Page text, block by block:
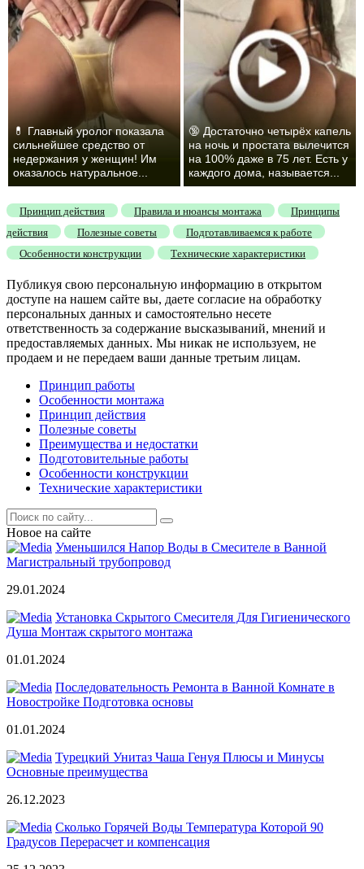
💊 Главный уролог показала
сильнейшее средство от
недержания у женщин! Им
оказалось натуральное...
🔞 Достаточно четырёх капель
на ночь и простата вылечится
на 100% даже в 75 лет. Есть у
каждого дома, называется...
Принцип действия Правила и нюансы монтажа
Принципы
действия
Полезные советы
Подготавливаемся к работе
Особенности конструкции
Технические характеристики
Публикуя свою персональную информацию в открытом
доступе на нашем сайте вы, даете согласие на обработку
персональных данных и самостоятельно несете
ответственность за содержание высказываний, мнений и
предоставляемых данных. Мы никак не используем, не
продаем и не передаем ваши данные третьим лицам.
Принцип работы
Особенности монтажа
Принцип действия
Полезные советы
Преимущества и недостатки
Подготовительные работы
Особенности конструкции
Технические характеристики
Новое на сайте
Уменьшился Напор Воды в Смесителе в Ванной
Магистральный трубопровод
29.01.2024
Установка Скрытого Смесителя Для Гигиенического
Душа Монтаж скрытого монтажа
01.01.2024
Последовательность Ремонта в Ванной Комнате в
Новостройке Подготовка основы
01.01.2024
Турецкий Унитаз Чаша Генуя Плюсы и Минусы
Основные преимущества
26.12.2023
Сколько Горячей Воды Температура Которой 90
Градусов Перерасчет и компенсация